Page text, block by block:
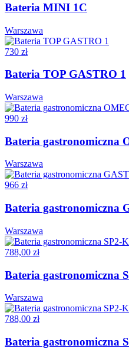
Bateria MINI 1C
Warszawa
730 zł
Bateria TOP GASTRO 1
Warszawa
990 zł
Bateria gastronomiczna
Warszawa
966 zł
Bateria gastronomiczna
Warszawa
788,00 zł
Bateria gastronomiczna
Warszawa
788,00 zł
Bateria gastronomiczna